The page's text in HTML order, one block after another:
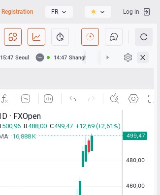
Registration FR Log in
15:47 Seoul 14:47 Shanghai 14:47 Hong Kong